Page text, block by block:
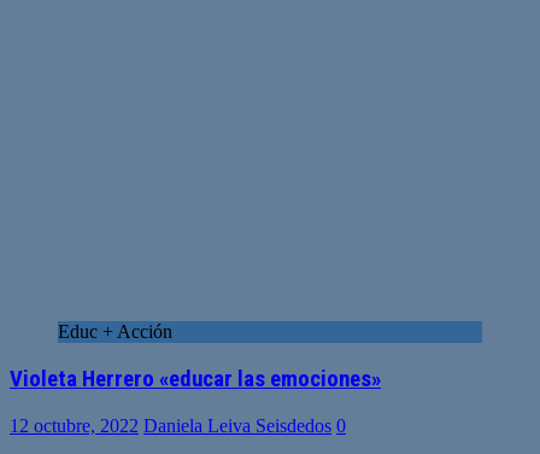
Educ + Acción
Violeta Herrero «educar las emociones»
12 octubre, 2022 Daniela Leiva Seisdedos 0